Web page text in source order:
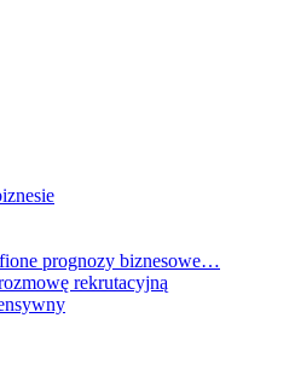
prognozy biznesowe…
rekrutacyjną